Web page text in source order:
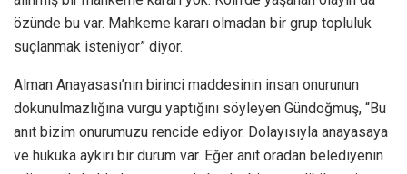
özünde bu var. Mahkeme kararı olmadan bir grup topluluk
suçlanmak isteniyor” diyor.
Alman Anayasası’nın birinci maddesinin insan onurunun
dokunulmazlığına vurgu yaptığını söyleyen Gündoğmuş, “Bu
anıt bizim onurumuzu rencide ediyor. Dolayısıyla anayasaya
ve hukuka aykırı bir durum var. Eğer anıt oradan belediyenin